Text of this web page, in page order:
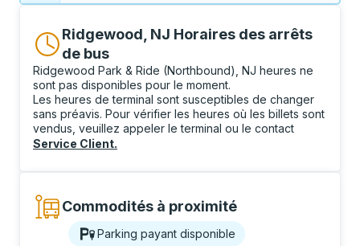
Ridgewood, NJ Horaires des arrêts
de bus
Ridgewood Park & Ride (Northbound), NJ heures ne
sont pas disponibles pour le moment.
Les heures de terminal sont susceptibles de changer
sans préavis. Pour vérifier les heures où les billets sont
vendus, veuillez appeler le terminal ou le contact
Service Client.
Commodités à proximité
Parking payant disponible